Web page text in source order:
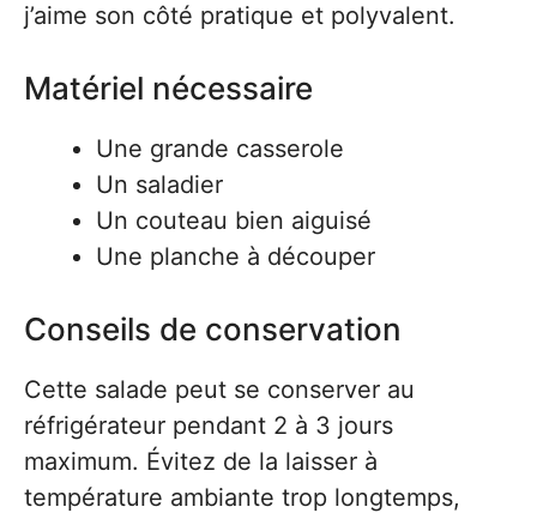
j’aime son côté pratique et polyvalent.
Matériel nécessaire
Une grande casserole
Un saladier
Un couteau bien aiguisé
Une planche à découper
Conseils de conservation
Cette salade peut se conserver au
réfrigérateur pendant 2 à 3 jours
maximum. Évitez de la laisser à
température ambiante trop longtemps,